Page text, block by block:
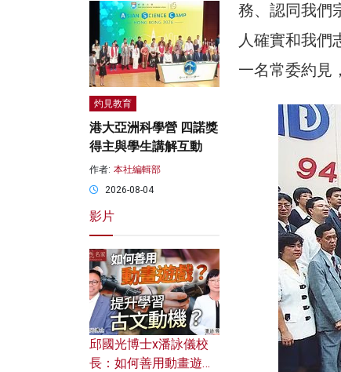
務、認同我們
人確實和我們
一名常委約見
灼見教育
港大亞洲科學營 四諾獎
得主與學生講解互動
作者: 本社編輯部
2026-08-04
影片
邱國光博士x潘詠儀校
長：如何善用動畫遊戲